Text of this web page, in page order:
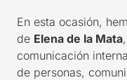
En esta ocasión,
de Elena de la Mata,
comunicación
de personas,